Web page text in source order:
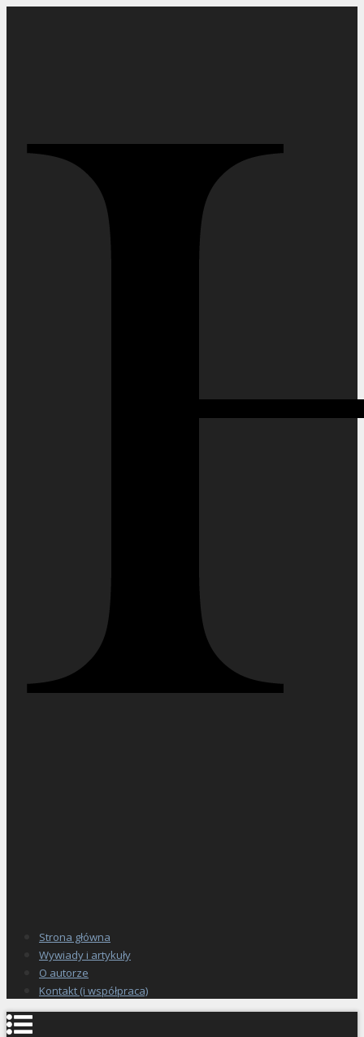
Strona główna
Wywiady i artykuły
O autorze
Kontakt (i współpraca)